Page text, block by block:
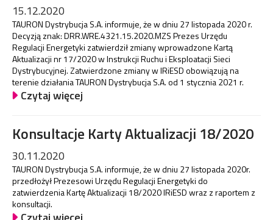
15.12.2020
TAURON Dystrybucja S.A. informuje, że w dniu 27 listopada 2020 r.
Decyzją znak: DRR.WRE.4321.15.2020.MZS Prezes Urzędu
Regulacji Energetyki zatwierdził zmiany wprowadzone Kartą
Aktualizacji nr 17/2020 w Instrukcji Ruchu i Eksploatacji Sieci
Dystrybucyjnej. Zatwierdzone zmiany w IRiESD obowiązują na
terenie działania TAURON Dystrybucja S.A. od 1 stycznia 2021 r.
Czytaj więcej
Konsultacje Karty Aktualizacji 18/2020
30.11.2020
TAURON Dystrybucja S.A. informuje, że w dniu 27 listopada 2020r.
przedłożył Prezesowi Urzędu Regulacji Energetyki do
zatwierdzenia Kartę Aktualizacji 18/2020 IRiESD wraz z raportem z
konsultacji.